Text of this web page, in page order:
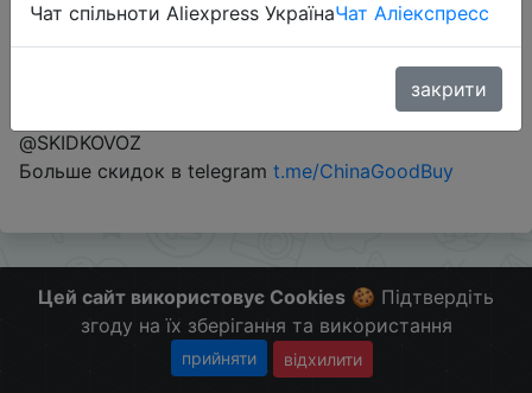
Промо на бесплатную доставку товара на
Поделись с друзьями нашими сервисами -
@SKIDKOVOZ
Больше скидок в telegram t.me/ChinaGoodBuy
Цей сайт використовує Cookies 🍪 Підтвердіть
згоду на їх зберігання та використання
прийняти відхилити
Чат спільноти Aliexpress УкраїнаЧат Аліекспресс
закрити